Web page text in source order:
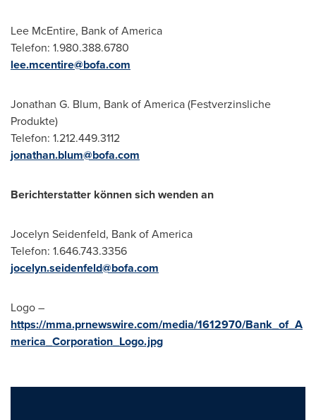
Lee McEntire, Bank of America
Telefon: 1.980.388.6780
lee.mcentire@bofa.com
Jonathan G. Blum, Bank of America (Festverzinsliche
Produkte)
Telefon: 1.212.449.3112
jonathan.blum@bofa.com
Berichterstatter können sich wenden an
Jocelyn Seidenfeld, Bank of America
Telefon: 1.646.743.3356
jocelyn.seidenfeld@bofa.com
Logo –
https://mma.prnewswire.com/media/1612970/Bank_of_A
merica_Corporation_Logo.jpg